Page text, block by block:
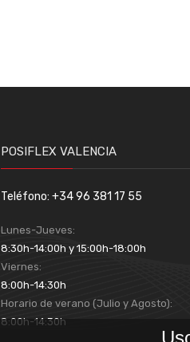
POSIFLEX VALENCIA
Teléfono: +34 96 381 17 55
Lunes-Jueves:
8:30h-14:00h y 15:00h-18:00h
Viernes:
8:00h-14:30h
Horario de verano (Julio y Agosto):
8:00h-14:30h